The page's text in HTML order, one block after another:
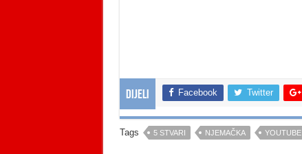
Dijeli Facebook Twitter
Tags 5 STVARI NJEMAČKA YOUTUBE